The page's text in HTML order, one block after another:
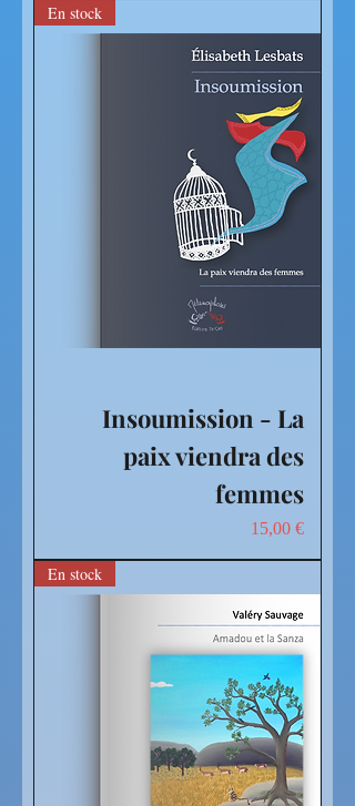
En stock
Insoumission - La
paix viendra des
femmes
Prix
15,00 €
En stock